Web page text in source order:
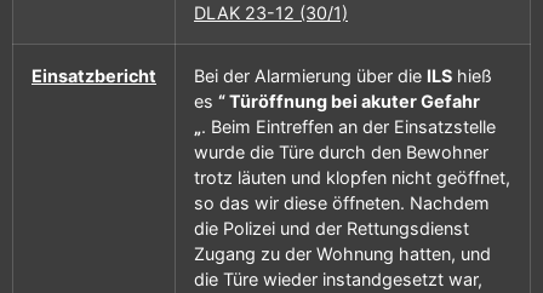
DLAK 23-12 (30/1)
Einsatzbericht Bei der Alarmierung über die ILS hieß
es “ Türöffnung bei akuter Gefahr
„. Beim Eintreffen an der Einsatzstelle
wurde die Türe durch den Bewohner
trotz läuten und klopfen nicht geöffnet,
so das wir diese öffneten. Nachdem
die Polizei und der Rettungsdienst
Zugang zu der Wohnung hatten, und
die Türe wieder instandgesetzt war,